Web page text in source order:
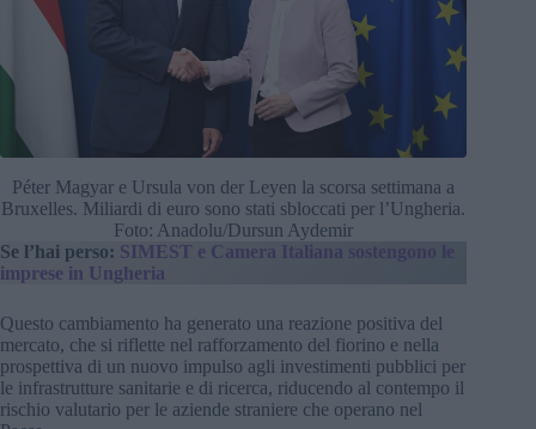
Péter Magyar e Ursula von der Leyen la scorsa settimana a
Bruxelles. Miliardi di euro sono stati sbloccati per l’Ungheria.
Foto: Anadolu/Dursun Aydemir
Se l’hai perso: SIMEST e Camera Italiana sostengono le
imprese in Ungheria
Questo cambiamento ha generato una reazione positiva del
mercato, che si riflette nel rafforzamento del fiorino e nella
prospettiva di un nuovo impulso agli investimenti pubblici per
le infrastrutture sanitarie e di ricerca, riducendo al contempo il
rischio valutario per le aziende straniere che operano nel